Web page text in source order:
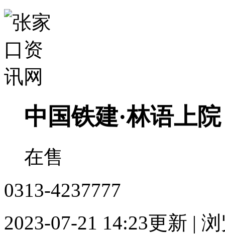
中国铁建·林语上院
在售
0313-4237777
2023-07-21 14:23更新 |